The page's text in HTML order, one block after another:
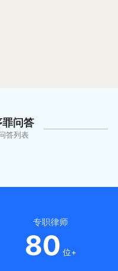
问答
答列表
专职律师
80 位+